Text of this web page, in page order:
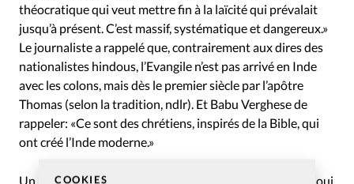
COOKIES
théocratique qui veut mettre fin à la laïcité qui prévalait
jusqu’à présent. C’est massif, systématique et dangereux.»
Le journaliste a rappelé que, contrairement aux dires des
nationalistes hindous, l’Evangile n’est pas arrivé en Inde
avec les colons, mais dès le premier siècle par l’apôtre
Thomas (selon la tradition, ndlr). Et Babu Verghese de
rappeler: «Ce sont des chrétiens, inspirés de la Bible, qui
ont créé l’Inde moderne.»
Un pasteur d’un grand pays d’Asie continentale s’est réjoui